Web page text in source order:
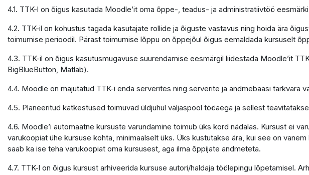
4.1. TTK-l on õigus kasutada Moodle’it oma õppe-, teadus- ja administratiivtöö
4.2. TTK-il on kohustus tagada kasutajate rollide ja õiguste vastavus ning hoida ära
toimumise perioodil. Pärast toimumise lõppu on õppejõul õigus eemaldada kursuselt
4.3. TTK-il on õigus kasutusmugavuse suurendamise eesmärgil liidestada Moodle’it
BigBlueButton, Matlab).
4.4. Moodle on majutatud TTK-i enda serverites ning serverite ja andmebaasi tarkvara
4.5. Planeeritud katkestused toimuvad üldjuhul väljaspool tööaega ja sellest
4.6. Moodle’i automaatne kursuste varundamine toimub üks kord nädalas. Kursust ei
varukoopiat ühe kursuse kohta, minimaalselt üks. Üks kustutakse ära, kui see on
saab ka ise teha varukoopiat oma kursusest, aga ilma õppijate andmeteta.
4.7. TTK-l on õigus kursust arhiveerida kursuse autori/haldaja töölepingu lõpetamisel.